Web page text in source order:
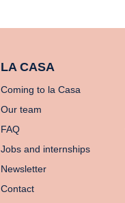
LA CASA
Coming to la Casa
Our team
FAQ
Jobs and internships
Newsletter
Contact